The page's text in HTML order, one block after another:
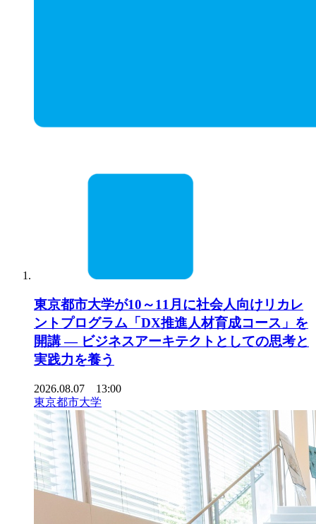
東京都市大学が10～11月に社会人向けリカレ
ントプログラム「DX推進人材育成コース」を
開講 ― ビジネスアーキテクトとしての思考と
実践力を養う
2026.08.07 13:00
東京都市大学